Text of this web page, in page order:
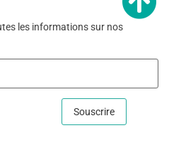
les informations sur nos